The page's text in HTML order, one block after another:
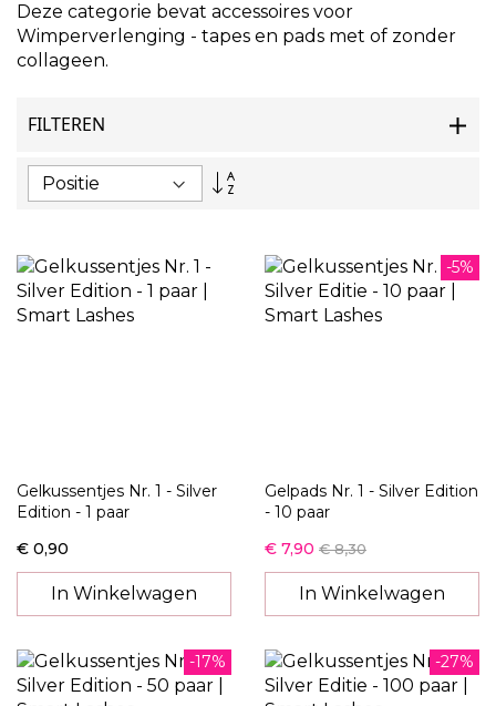
Deze categorie bevat accessoires voor
Wimperverlenging - tapes en pads met of zonder
collageen.
FILTEREN
Van
sorteren
Gelkussentjes Nr. 1 - Silver
Edition - 1 paar
€ 0,90
In Winkelwagen
-5%
Gelpads Nr. 1 - Silver Edition
- 10 paar
€ 7,90 € 8,30
In Winkelwagen
-17% -27%